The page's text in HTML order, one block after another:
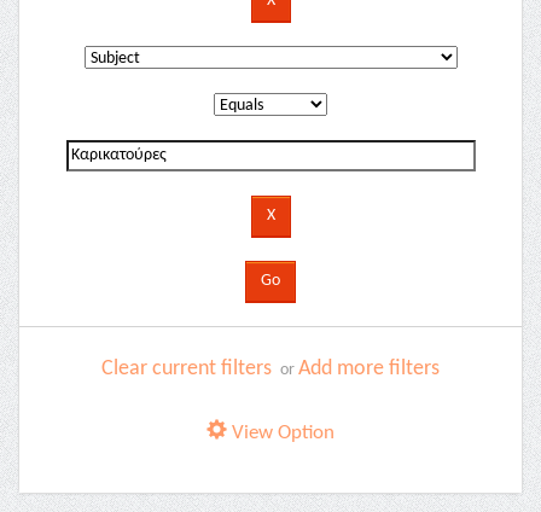
Clear current filters or Add more filters
View Option